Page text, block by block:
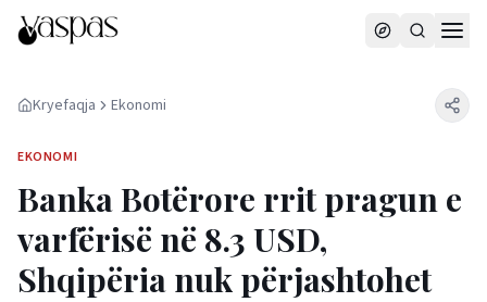
Kryefaqja Ekonomi
EKONOMI
Banka Botërore rrit pragun e
varfërisë në 8.3 USD,
Shqipëria nuk përjashtohet